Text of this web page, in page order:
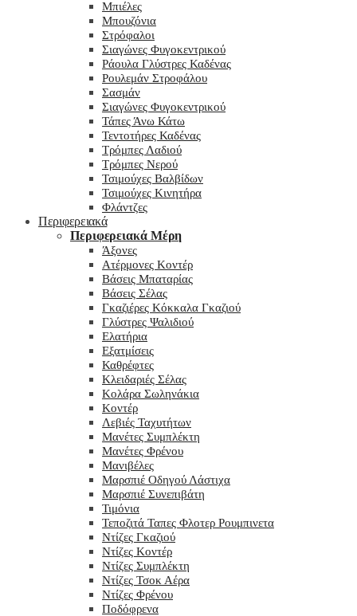
Μπιέλες
Μπουζόνια
Στρόφαλοι
Σιαγώνες Φυγοκεντρικού
Ράουλα Γλύστρες Καδένας
Ρουλεμάν Στροφάλου
Σασμάν
Σιαγώνες Φυγοκεντρικού
Τάπες Άνω Κάτω
Τεντοτήρες Καδένας
Τρόμπες Λαδιού
Τρόμπες Νερού
Τσιμούχες Βαλβίδων
Τσιμούχες Κινητήρα
Φλάντζες
Περιφερειακά
Περιφερειακά Μέρη
Άξονες
Ατέρμονες Κοντέρ
Βάσεις Μπαταρίας
Βάσεις Σέλας
Γκαζιέρες Κόκκαλα Γκαζιού
Γλύστρες Ψαλιδιού
Ελατήρια
Εξατμίσεις
Καθρέφτες
Κλειδαριές Σέλας
Κολάρα Σωληνάκια
Κοντέρ
Λεβιές Ταχυτήτων
Μανέτες Συμπλέκτη
Μανέτες Φρένου
Μανιβέλες
Μαρσπιέ Οδηγού Λάστιχα
Μαρσπιέ Συνεπιβάτη
Τιμόνια
Τεποζιτά Ταπες Φλοτερ Ρουμπινετα
Ντίζες Γκαζιού
Ντίζες Κοντέρ
Ντίζες Συμπλέκτη
Ντίζες Τσοκ Αέρα
Ντίζες Φρένου
Ποδόφρενα